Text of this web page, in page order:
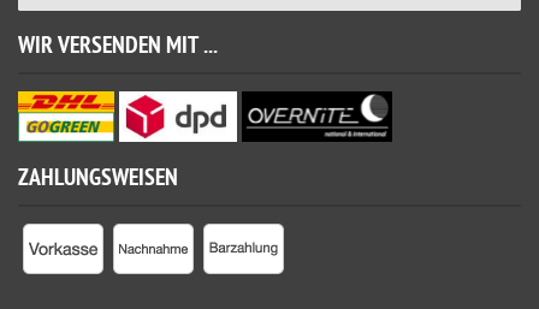
WIR VERSENDEN MIT ...
ZAHLUNGSWEISEN